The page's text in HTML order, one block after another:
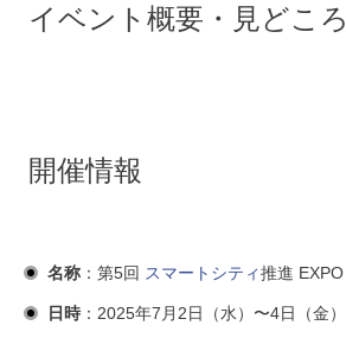
イベント概要・見どころ
開催情報
名称 ：第5回 スマートシティ推進 EXPO
日時 ：2025年7月2日（水）〜4日（金）